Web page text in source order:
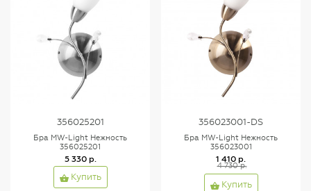
356025201
Бра MW-Light Нежность
356025201
5 330 р.
Купить
356023001-DS
Бра MW-Light Нежность
356023001
1 410 р.
4 730 р.
Купить